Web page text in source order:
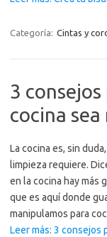
Categoría: Cintas y
3
cocina
La cocina es, sin
limpieza requiere.
en la cocina hay más
que es aquí donde
manipulamos para
Leer más: 3 consejos